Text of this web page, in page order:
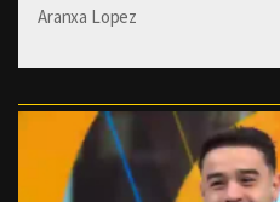
Aranxa Lopez